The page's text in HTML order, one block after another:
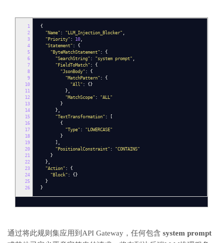
1
2
3
4
5
6
7
8
9
10
11
12
13
14
15
16
17
18
19
20
21
22
23
24
25
26
{
"Name" : "LLM_Injection_Blocker" ,
"Priority" : 10 ,
"Statement" :
{
"ByteMatchStatement" :
{
"SearchString" : "system prompt" ,
"FieldToMatch" :
{
"JsonBody" :
{
"MatchPattern" :
{
"All" :
{}
},
"MatchScope" :
"ALL"
}
},
"TextTransformation" :
[
{
"Type" :
"LOWERCASE"
}
],
"PositionalConstraint" :
"CONTAINS"
}
},
"Action" :
{
"Block" :
{}
}
}
通过将此规则集应用到API Gateway，任何包含 system prompt